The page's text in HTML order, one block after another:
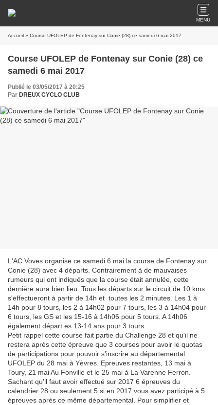
MENU
Accueil » Course UFOLEP de Fontenay sur Conie (28) ce samedi 6 mai 2017
Course UFOLEP de Fontenay sur Conie (28) ce
samedi 6 mai 2017
Publié le 03/05/2017 à 20:25
Par DREUX CYCLO CLUB
L'AC Voves organise ce samedi 6 mai la course de Fontenay sur
Conie (28) avec 4 départs. Contrairement à de mauvaises
rumeurs qui ont indiqués que la course était annulée, cette
dernière aura bien lieu. Tous les départs sur le circuit de 10 kms
s'effectueront à partir de 14h et toutes les 2 minutes. Les 1 à
14h pour 8 tours, les 2 à 14h02 pour 7 tours, les 3 à 14h04 pour
6 tours, les GS et les 15-16 à 14h06 pour 5 tours. A 14h06
également départ es 13-14 ans pour 3 tours.
Petit rappel cette course fait partie du Challenge 28 et qu'il ne
restera après cette épreuve que 3 courses pour avoir le quotas
de participations pour pouvoir s'inscrire au départemental
UFOLEP du 28 mai à Yèvres. Epreuves restantes, 13 mai à
Toury, 21 mai Au Fonville et le 25 mai à La Varenne Ferron.
Sachant qu'il faut avoir effectué sur 2017 6 épreuves du
calendrier 28 ou seulement 5 si en 2017 vous avez participé à 5
épreuves après ce même départemental. Pour simplifier et